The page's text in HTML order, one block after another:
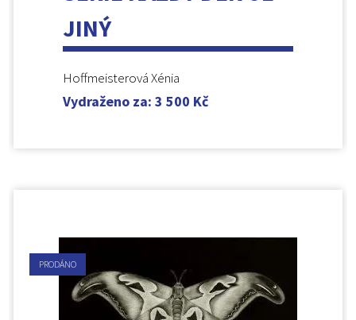
JINÝ
Hoffmeisterová Xénia
Vydraženo za:3 500 Kč
PRODÁNO